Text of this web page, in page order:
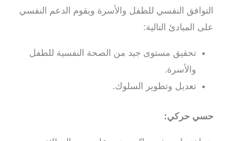
التوافق النفسي للطفل والأسرة ويقوم الدعم النفسي
على المبادئ التالية:
تحقيق مستوى جيد من الصحة النفسية للطفل
والأسرة.
تعديل وتطوير السلوك.
حسي حركي: